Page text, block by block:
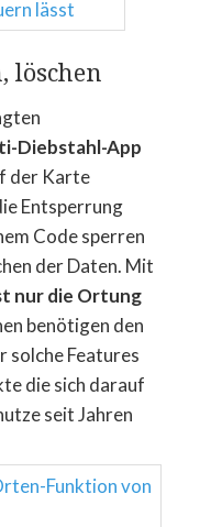
löschen
Diebstahl-App
der Karte
Entsperrung
Code sperren
der Daten. Mit
nur die Ortung
benötigen den
solche Features
die sich darauf
seit Jahren